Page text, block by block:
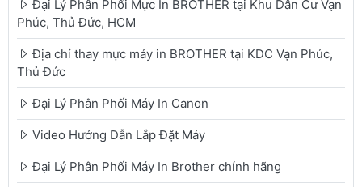
Đại Lý Phân Phối Mực In BROTHER tại Khu Dân Cư Vạn
Phúc, Thủ Đức, HCM
Địa chỉ thay mực máy in BROTHER tại KDC Vạn Phúc,
Thủ Đức
Đại Lý Phân Phối Máy In Canon
Video Hướng Dẫn Lắp Đặt Máy
Đại Lý Phân Phối Máy In Brother chính hãng